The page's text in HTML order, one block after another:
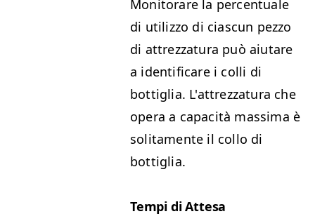
Monitorare la percentuale
di utilizzo di ciascun pezzo
di attrezzatura può aiutare
a identificare i colli di
bottiglia. L'attrezzatura che
opera a capacità massima è
solitamente il collo di
bottiglia.
Tempi di Attesa